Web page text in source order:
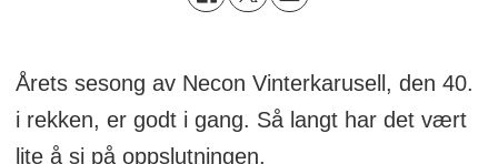
Årets sesong av Necon Vinterkarusell, den 40.
i rekken, er godt i gang. Så langt har det vært
lite å si på oppslutningen.